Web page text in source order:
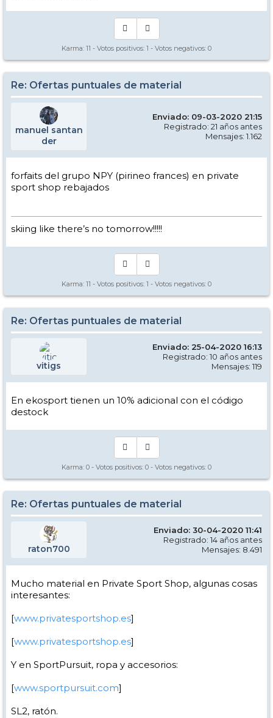
Karma: 11 - Votos positivos: 1 - Votos negativos: 0
Re: Ofertas puntuales de material
manuel santan
der
Enviado: 09-03-2020 21:15
Registrado: 21 años antes
Mensajes: 1.162
forfaits del grupo NPY (pirineo frances) en private
sport shop rebajados
skiing like there’s no tomorrow!!!!!
Karma: 11 - Votos positivos: 1 - Votos negativos: 0
Re: Ofertas puntuales de material
vitigs
Enviado: 25-04-2020 16:13
Registrado: 10 años antes
Mensajes: 119
En ekosport tienen un 10% adicional con el código
destock
Karma: 0 - Votos positivos: 0 - Votos negativos: 0
Re: Ofertas puntuales de material
raton700
Enviado: 30-04-2020 11:41
Registrado: 14 años antes
Mensajes: 8.491
Mucho material en Private Sport Shop, algunas cosas
interesantes:
[www.privatesportshop.es]
[www.privatesportshop.es]
Y en SportPursuit, ropa y accesorios:
[www.sportpursuit.com]
SL2, ratón.